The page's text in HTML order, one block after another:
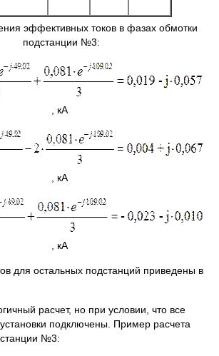
эффективных токов в фазах обмотки
подстанции №3:
, кА
, кА
, кА
для остальных подстанций приведены в
расчет, но при условии, что все
подключены. Пример расчета
№3: